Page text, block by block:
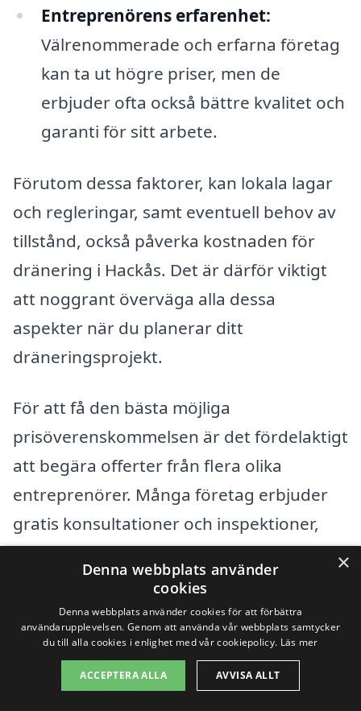
Entreprenörens erfarenhet:
Välrenommerade och erfarna företag
kan ta ut högre priser, men de
erbjuder ofta också bättre kvalitet och
garanti för sitt arbete.
Förutom dessa faktorer, kan lokala lagar
och regleringar, samt eventuell behov av
tillstånd, också påverka kostnaden för
dränering i Hackås. Det är därför viktigt
att noggrant överväga alla dessa
aspekter när du planerar ditt
dräneringsprojekt.
För att få den bästa möjliga
prisöverenskommelsen är det fördelaktigt
att begära offerter från flera olika
entreprenörer. Många företag erbjuder
gratis konsultationer och inspektioner,
vilket kan hjälpa dig att jämföra kostnader
och tjänster. På vår plattform är det
enkelt att samla in dessa offerter så att du
kan fatta ett informerat beslut baserat på
dina specifika behov och budget.
×
Denna webbplats använder
cookies
Denna webbplats använder cookies för att förbättra
användarupplevelsen. Genom att använda vår webbplats samtycker
du till alla cookies i enlighet med vår cookiepolicy. Läs mer
ACCEPTERA ALLA AVVISA ALLT